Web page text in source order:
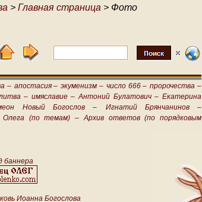
> Главная страница > Фото
– апостасия – экуменизм – число 666 – пророчества –
– имяславие – Антоний Булатович – Екатерина
Новый Богослов –
Игнатий Брянчанинов –
Олега (по темам) –
Архив ответов (по порядковым
баннера
Иоанна Богослова